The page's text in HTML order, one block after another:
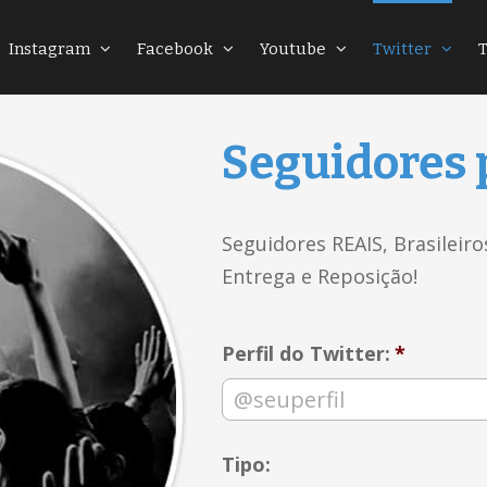
Instagram Facebook Youtube Twitter
Seguidores REAIS,
Entrega e Reposição!
Perfil do Twitter: *
Tipo: